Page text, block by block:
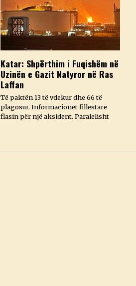
Katar: Shpërthim i Fuqishëm në
Uzinën e Gazit Natyror në Ras
Laffan
Të paktën 13 të vdekur dhe 66 të
plagosur. Informacionet fillestare
flasin për një aksident. Paralelisht